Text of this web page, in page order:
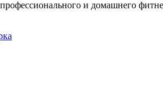
и домашнего